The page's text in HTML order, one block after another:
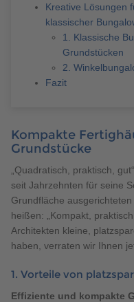
Kreative Lösungen
klassischer
1. Klassische
Grundstücken
2.
Fazit
Kompakte
Grundstücke
„Quadratisch, praktisch,
seit Jahrzehnten für seine
Grundfläche
heißen: „Kompakt,
Architekten kleine,
haben, verraten wir Ihnen
1. Vorteile von
Effiziente und kompakte